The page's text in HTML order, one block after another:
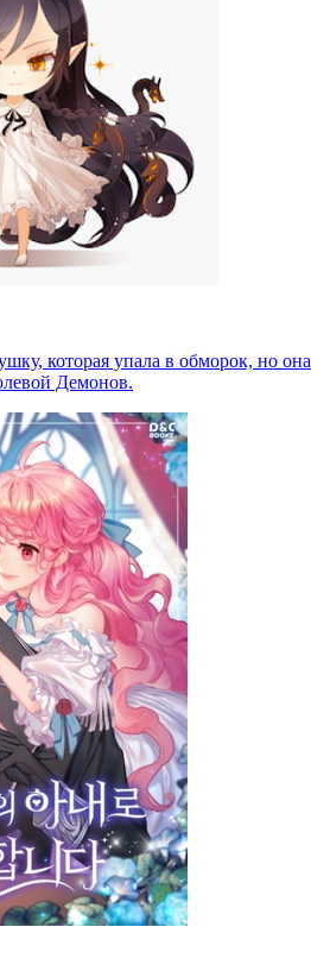
которая упала в обморок, но она
Демонов.